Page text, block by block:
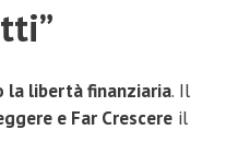
la libertà finanziaria. Il
e Far Crescere il